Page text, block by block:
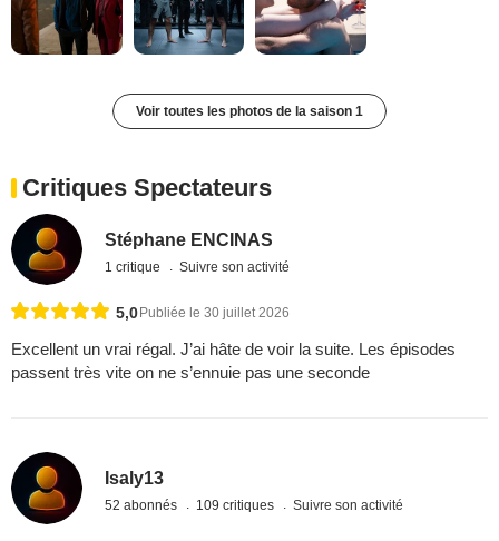
Voir toutes les photos de la saison 1
Critiques Spectateurs
Stéphane ENCINAS
1 critique Suivre son activité
5,0 Publiée le 30 juillet 2026
Excellent un vrai régal. J’ai hâte de voir la suite. Les épisodes
passent très vite on ne s’ennuie pas une seconde
Isaly13
52 abonnés 109 critiques Suivre son activité